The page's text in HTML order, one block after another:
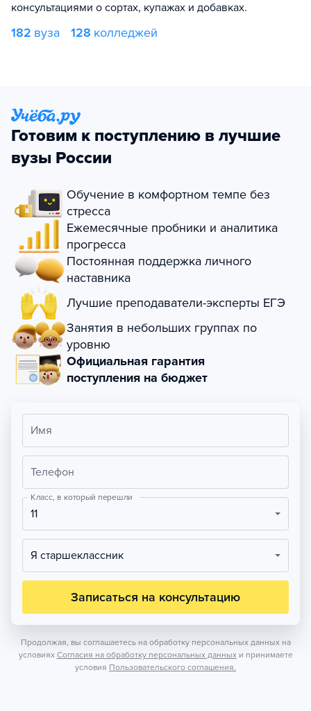
консультациями о сортах, купажах и добавках.
182 вуза 128 колледжей
Готовим к поступлению в лучшие
вузы России
Обучение в комфортном темпе без
стресса
Ежемесячные пробники и аналитика
прогресса
Постоянная поддержка личного
наставника
Лучшие преподаватели-эксперты ЕГЭ
Занятия в небольших группах по
уровню
Официальная гарантия
поступления на бюджет
Имя
Телефон
Класс, в который перешли
11
Я старшеклассник
Записаться на консультацию
Продолжая, вы соглашаетесь на обработку персональных данных на
условиях Согласия на обработку персональных данных и принимаете
условия Пользовательского соглашения.